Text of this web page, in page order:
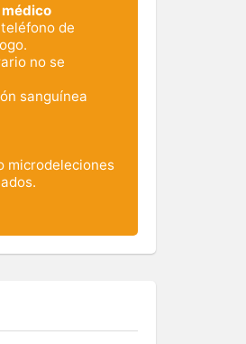
de
no se
sanguínea
microdeleciones